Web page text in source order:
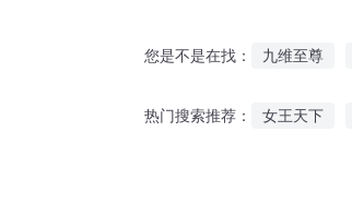
您是不是在找： 九维至尊
热门搜索推荐： 女王天下